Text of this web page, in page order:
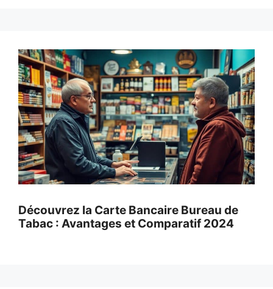
Découvrez la Carte Bancaire Bureau de
Tabac : Avantages et Comparatif 2024